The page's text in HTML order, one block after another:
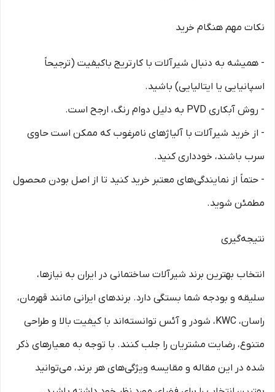
نکات مهم هنگام خرید
- همیشه به دنبال شیرآلات با کارتریج باکیفیت (ترجیحاً
اسپانیایی یا ایتالیایی) باشید.
- روش آبکاری PVD به دلیل دوام رنگ، ارجح است.
- از خرید شیرآلات با آلیاژهای نامرغوب که ممکن است حاوی
سرب باشند، خودداری کنید.
- حتماً از نمایندگی‌های معتبر خرید کنید تا از اصل بودن محصول
مطمئن شوید.
نتیجه‌گیری
انتخاب بهترین برند شیرآلات ساختمانی در ایران به نیازها،
سلیقه و بودجه شما بستگی دارد. برندهای ایرانی مانند قهرمان،
راسان، KWC، شودر و آئس توانسته‌اند با کیفیت بالا و طراحی
متنوع، رضایت مشتریان را جلب کنند. با توجه به معیارهای ذکر
شده در این مقاله و مقایسه ویژگی‌های هر برند، می‌توانید